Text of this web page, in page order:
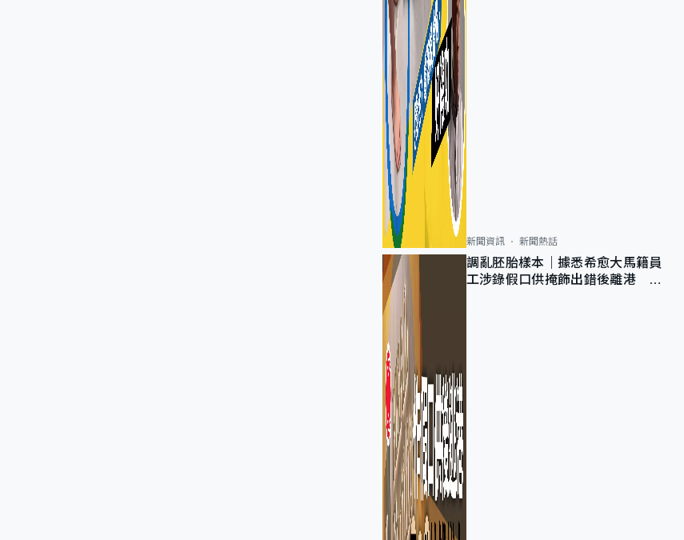
新聞資訊 新聞熱話
調亂胚胎樣本｜據悉希愈大馬籍員
工涉錄假口供掩飾出錯後離港 警